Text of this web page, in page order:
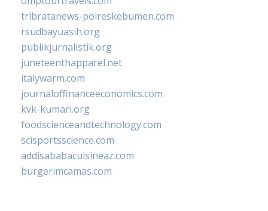
tribratanews-polreskebumen.com
rsudbayuasih.org
publikjurnalistik.org
juneteenthapparel.net
italywarm.com
journaloffinanceeconomics.com
kvk-kumari.org
foodscienceandtechnology.com
scisportsscience.com
addisababacuisineaz.com
burgerimcamas.com